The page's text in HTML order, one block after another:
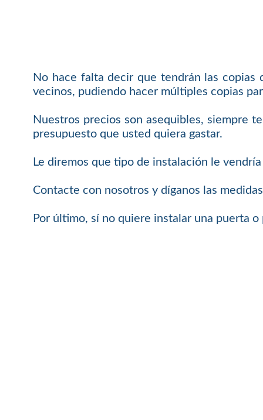
No hace falta decir que tendrán las copias
vecinos, pudiendo hacer múltiples copias
Nuestros precios son asequibles, siempre
presupuesto que usted quiera gastar.
Le diremos que tipo de instalación le
Contacte con nosotros y díganos las
Por último, sí no quiere instalar una puerta